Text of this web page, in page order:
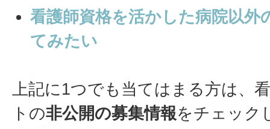
看護師資格を活かした病院以外
てみたい
上記に1つでも当てはまる方は、
トの非公開の募集情報をチェック